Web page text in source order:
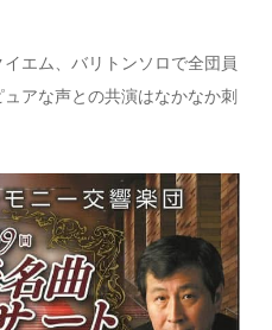
エム、バリトンソロで全団員
アな声との共演はなかなか刺